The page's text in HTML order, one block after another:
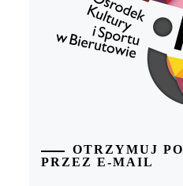
OTRZYMUJ
PRZEZ E-MAIL